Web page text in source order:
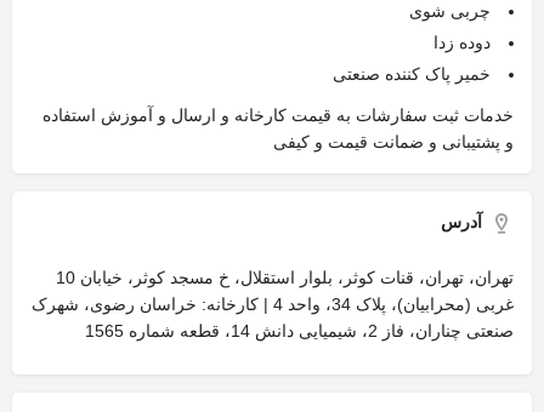
چربی شوی
دوده زدا
خمیر پاک کننده صنعتی
خدمات ثبت سفارشات به قیمت کارخانه و ارسال و آموزش استفاده
و پشتیبانی و ضمانت قیمت و کیفی
آدرس
تهران، تهران، قنات کوثر، بلوار استقلال، خ مسجد کوثر، خیابان 10
غربی (محرابیان)، پلاک 34، واحد 4 | کارخانه: خراسان رضوی، شهرک
صنعتی چناران، فاز 2، شیمیایی دانش 14، قطعه شماره 1565